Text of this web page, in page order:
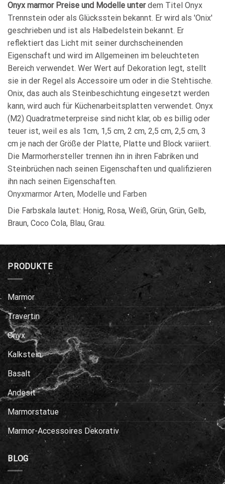
Onyx marmor Preise und Modelle unterdem Titel Onyx
Trennstein oder als Glücksstein bekannt. Er wird als 'Onix'
geschrieben und ist als Halbedelstein bekannt. Er
reflektiert das Licht mit seiner durchscheinenden
Eigenschaft und wird im Allgemeinen im beleuchteten
Bereich verwendet. Wer Wert auf Dekoration legt, stellt
sie in der Regel als Accessoire um oder in die Stehtische.
Onix, das auch als Steinbeschichtung eingesetzt werden
kann, wird auch für Küchenarbeitsplatten verwendet. Onyx
(M2) Quadratmeterpreise sind nicht klar, ob es billig oder
teuer ist, weil es als 1cm, 1,5 cm, 2 cm, 2,5 cm, 2,5 cm, 3
cm je nach der Größe der Platte, Platte und Block variiert.
Die Marmorhersteller trennen ihn in ihren Fabriken und
Steinbrüchen nach seinen Eigenschaften und qualifizieren
ihn nach seinen Eigenschaften.
Onyxmarmor Arten, Modelle und Farben
Die Farbskala lautet: Honig, Rosa, Weiß, Grün, Grün, Gelb,
Braun, Coco Cola, Blau, Grau.
PRODUKTE
Marmor
Travertin
Onyx
Kalkstein
Basalt
Andesit
Marmorstatue
Marmor-Accessoires Dekorativ
BLOG